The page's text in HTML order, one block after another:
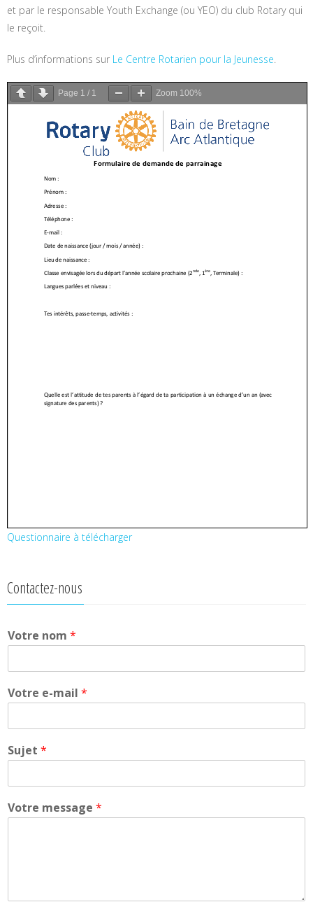
et par le responsable Youth Exchange (ou YEO) du club Rotary qui
le reçoit.
Plus d’informations sur Le Centre Rotarien pour la Jeunesse
Page 1 / 1 Zoom 100%
Questionnaire à télécharger
Contactez-nous
Votre nom *
Votre e-mail *
Sujet *
Votre message *